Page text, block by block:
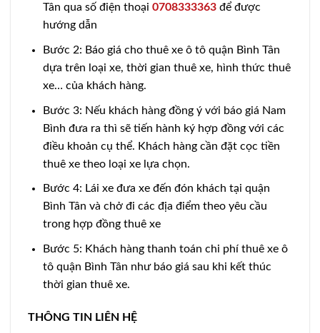
Tân qua số điện thoại 0708333363để được
hướng dẫn
Bước 2: Báo giá cho thuê xe ô tô quận Bình Tân
dựa trên loại xe, thời gian thuê xe, hình thức thuê
xe… của khách hàng.
Bước 3: Nếu khách hàng đồng ý với báo giá Nam
Bình đưa ra thì sẽ tiến hành ký hợp đồng với các
điều khoản cụ thể. Khách hàng cần đặt cọc tiền
thuê xe theo loại xe lựa chọn.
Bước 4: Lái xe đưa xe đến đón khách tại quận
Bình Tân và chở đi các địa điểm theo yêu cầu
trong hợp đồng thuê xe
Bước 5: Khách hàng thanh toán chi phí thuê xe ô
tô quận Bình Tân như báo giá sau khi kết thúc
thời gian thuê xe.
THÔNG TIN LIÊN HỆ